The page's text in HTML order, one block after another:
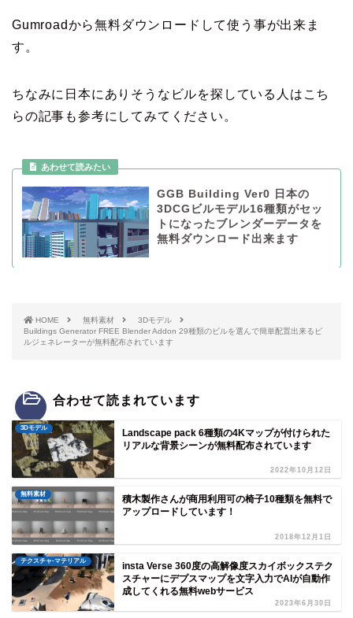
Gumroadから無料ダウンロードして使う事が出来ま
す。
ちなみに日本にありそうなビルを探している人はこち
らの記事も参考にしてみてください。
GGB Building Ver0 日本の
3DCGビルモデル16種類がセッ
トになったブレンダーデータを
無料ダウンロード出来ます
HOME 無料素材
3Dモデル
Buildings Generator FREE Blender Addon 29種類のビルを選んで簡単配置出来るビ
ルジェネレーターが無料配布されています
合わせて読まれています
3Dモデル
Landscape pack 6種類の4Kマップが付けられた
リアルな背景シーンが無料配布されています
2022年10月12日
無料素材
積木製作さんが商用利用可の椅子10種類を無料で
アップロードしています！
2018年12月1日
テクスチャ-マテリアル
insta Verse 360度の高解像度スカイボックステク
スチャーにデプスマップを文字入力でAIが自動作
成してくれる無料webサービス
2023年6月30日